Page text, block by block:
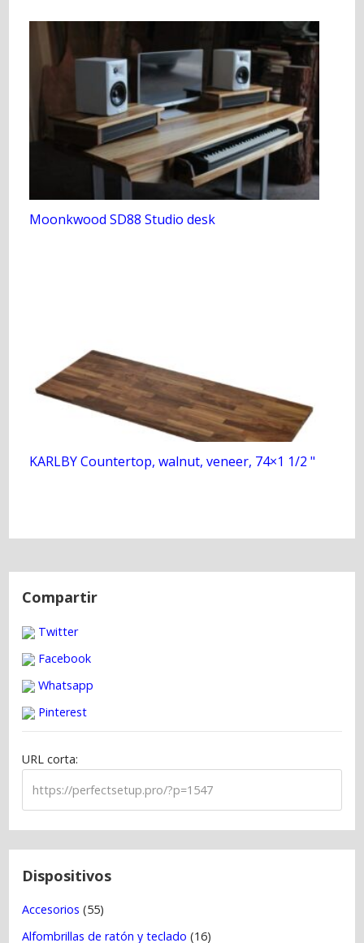
Moonkwood SD88 Studio desk
KARLBY Countertop, walnut, veneer, 74×1 1/2 "
N
e
n
Compartir
Twitter
Facebook
Whatsapp
Pinterest
URL corta:
Dispositivos
Accesorios (55)
Alfombrillas de ratón y teclado (16)